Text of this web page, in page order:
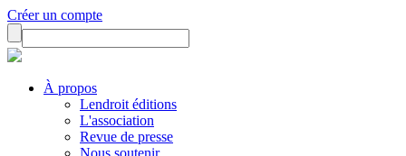
Créer un compte
À propos
Lendroit éditions
L'association
Revue de presse
Nous soutenir